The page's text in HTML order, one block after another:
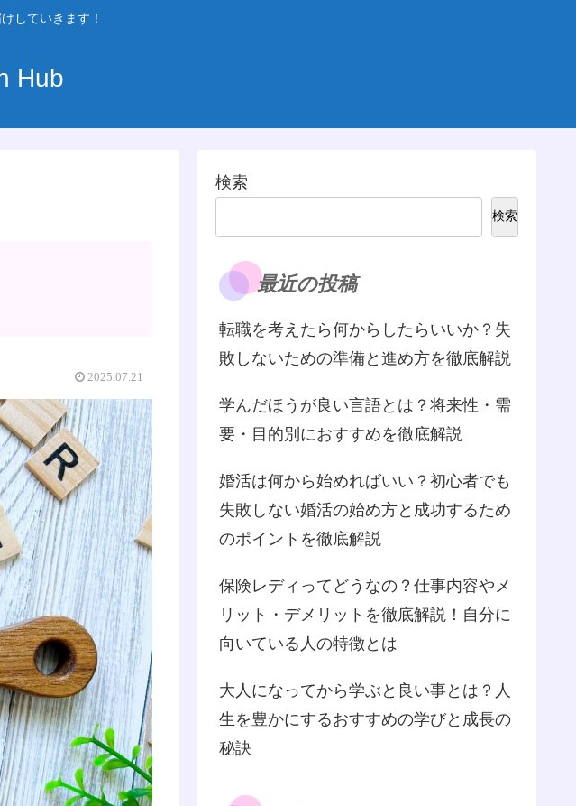
していきます！
Hub
2025.07.21
検索
検索
最近の投稿
転職を考えたら何からしたらいいか？失
敗しないための準備と進め方を徹底解説
学んだほうが良い言語とは？将来性・需
要・目的別におすすめを徹底解説
婚活は何から始めればいい？初心者でも
失敗しない婚活の始め方と成功するため
のポイントを徹底解説
保険レディってどうなの？仕事内容やメ
リット・デメリットを徹底解説！自分に
向いている人の特徴とは
大人になってから学ぶと良い事とは？人
生を豊かにするおすすめの学びと成長の
秘訣